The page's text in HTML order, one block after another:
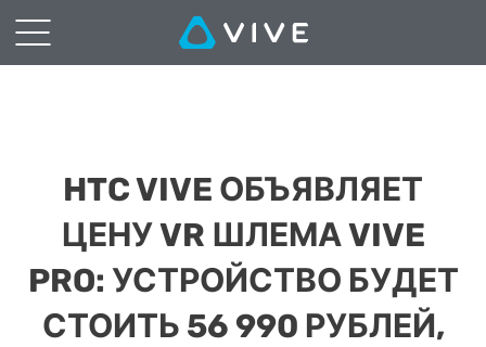
HTC VIVE ОБЪЯВЛЯЕТ
ЦЕНУ VR ШЛЕМА VIVE
PRO: УСТРОЙСТВО БУДЕТ
СТОИТЬ 56 990 РУБЛЕЙ,